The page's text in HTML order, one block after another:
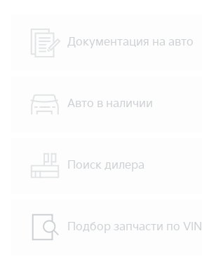
Документация на авто
Авто в наличии
Поиск дилера
Подбор запчасти по VIN